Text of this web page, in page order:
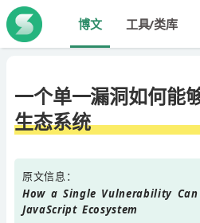
博文 工具/类库
一个单一漏洞如何能
生态系统
原文信息：
How a Single Vulnerability
JavaScript Ecosystem